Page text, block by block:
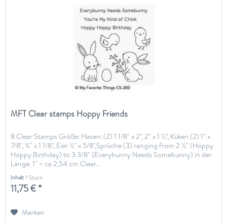
MFT Clear stamps Hoppy Friends
8 Clear Stamps Größe: Hasen: (2) 1 1/8" x 2", 2" x 1 ½", Küken (2) 1" x
7/8", ¾" x 1 1/8", Eier ½" x 5/8",Sprüche (3) ranging from 2 ½" (Hoppy
Hoppy Birthday) to 3 3/8" (Everybunny Needs Somebunny) in der
Länge. 1" = ca 2,54 cm Clear...
Inhalt1 Stück
11,75 € *
Merken